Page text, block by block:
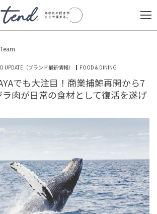
RECOMMEND ARENA TOP
やってんだよ本当に」とSNSで落胆の声。俳優・伊藤
ミが女性問題を認め、謝罪文を公開
UPDATE（ブランド最新情報） FOOD & DINING
でも大注目！商業捕鯨再開から7
肉が日常の食材として復活を遂げ